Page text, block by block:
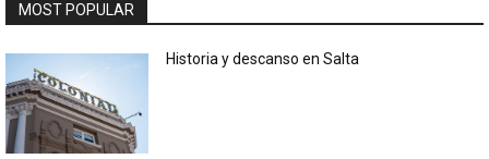
MOST POPULAR
Historia y descanso en Salta